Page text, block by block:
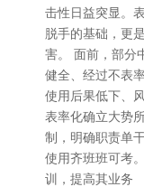
击性日益突显。
脱手的基础，更
害。 面前，部分
健全、经过不表
使用后果低下、
表率化确立大势
制，明确职责单
使用齐班班可考
训，提高其业务